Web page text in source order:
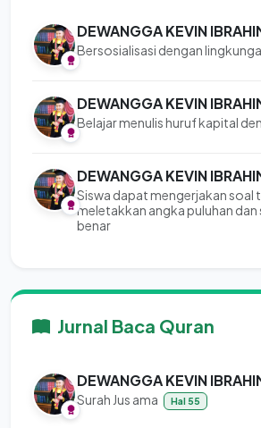
DEWANGGA KEVIN
Bersosialisasi dengan
DEWANGGA KEVIN
Belajar menulis huruf kapital
DEWANGGA KEVIN
Siswa dapat mengerjakan soal
meletakkan angka puluhan dan
benar
Jurnal Baca Quran
DEWANGGA KEVIN
Surah Jus ama Hal 55